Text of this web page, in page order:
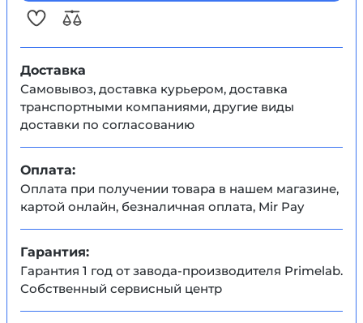
Доставка
Самовывоз, доставка курьером, доставка
транспортными компаниями, другие виды
доставки по согласованию
Оплата:
Оплата при получении товара в нашем магазине,
картой онлайн, безналичная оплата, Mir Pay
Гарантия:
Гарантия 1 год от завода-производителя Primelab.
Собственный сервисный центр